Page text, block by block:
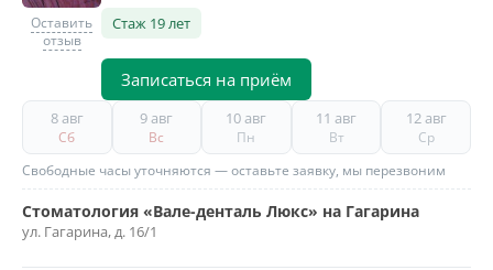
Оставить
отзыв
Стаж 19 лет
Записаться на приём
8 авг
Сб
9 авг
Вс
10 авг
Пн
11 авг
Вт
12 авг
Ср
Свободные часы уточняются — оставьте заявку, мы перезвоним
Стоматология «Вале-денталь Люкс» на Гагарина
ул. Гагарина, д. 16/1